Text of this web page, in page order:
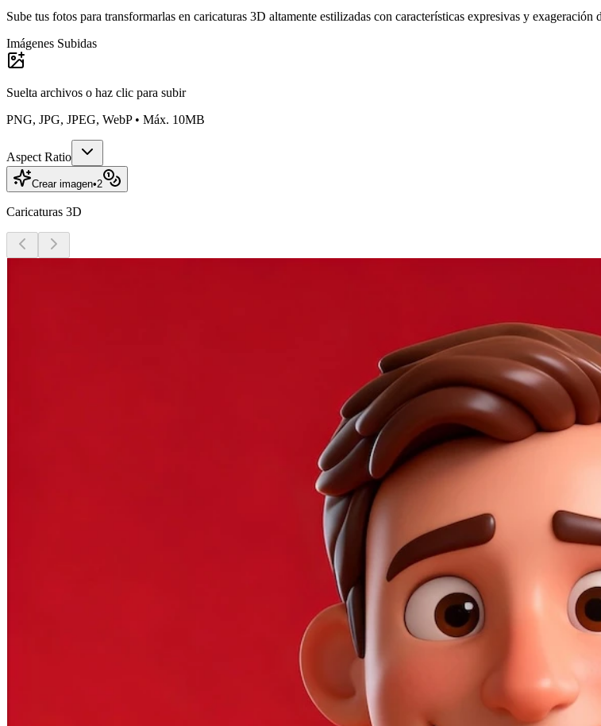
Sube tus fotos para transformarlas en caricaturas 3D altamente estilizadas con características expresivas y
Imágenes Subidas
Suelta archivos o haz clic para subir
PNG, JPG, JPEG, WebP • Máx. 10MB
Aspect Ratio
Crear imagen•2
Caricaturas 3D